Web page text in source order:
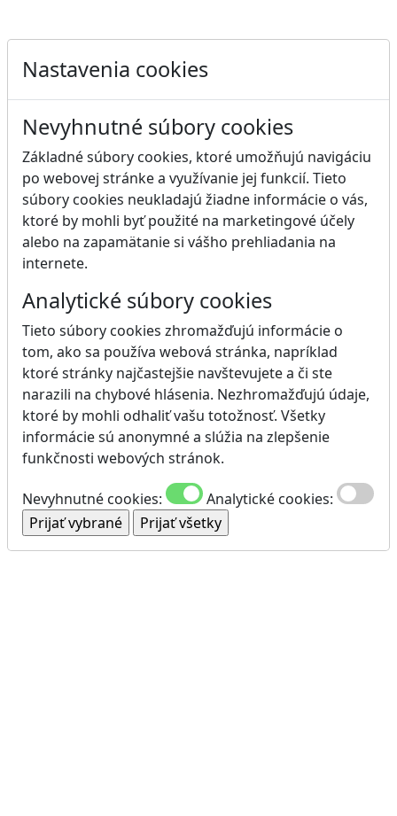
Nastavenia cookies
Nevyhnutné súbory cookies
Základné súbory cookies, ktoré umožňujú navigáciu
po webovej stránke a využívanie jej funkcií. Tieto
súbory cookies neukladajú žiadne informácie o vás,
ktoré by mohli byť použité na marketingové účely
alebo na zapamätanie si vášho prehliadania na
internete.
Analytické súbory cookies
Tieto súbory cookies zhromažďujú informácie o
tom, ako sa používa webová stránka, napríklad
ktoré stránky najčastejšie navštevujete a či ste
narazili na chybové hlásenia. Nezhromažďujú údaje,
ktoré by mohli odhaliť vašu totožnosť. Všetky
informácie sú anonymné a slúžia na zlepšenie
funkčnosti webových stránok.
Nevyhnutné cookies: Analytické cookies: